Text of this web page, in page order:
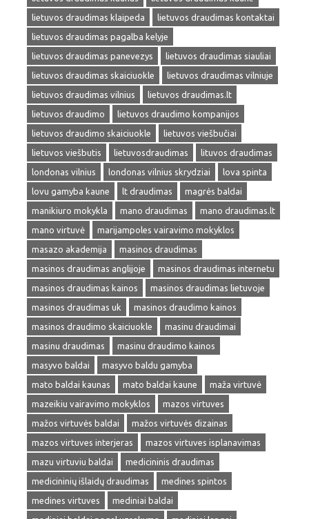
lietuvos draudimas klaipeda
lietuvos draudimas kontaktai
lietuvos draudimas pagalba kelyje
lietuvos draudimas panevezys
lietuvos draudimas siauliai
lietuvos draudimas skaiciuokle
lietuvos draudimas vilniuje
lietuvos draudimas vilnius
lietuvos draudimas.lt
lietuvos draudimo
lietuvos draudimo kompanijos
lietuvos draudimo skaiciuokle
lietuvos viešbučiai
lietuvos viešbutis
lietuvosdraudimas
lituvos draudimas
londonas vilnius
londonas vilnius skrydziai
lova spinta
lovu gamyba kaune
lt draudimas
magrės baldai
manikiuro mokykla
mano draudimas
mano draudimas.lt
mano virtuvė
marijampoles vairavimo mokyklos
masazo akademija
masinos draudimas
masinos draudimas anglijoje
masinos draudimas internetu
masinos draudimas kainos
masinos draudimas lietuvoje
masinos draudimas uk
masinos draudimo kainos
masinos draudimo skaiciuokle
masinu draudimai
masinu draudimas
masinu draudimo kainos
masyvo baldai
masyvo baldu gamyba
mato baldai kaunas
mato baldai kaune
maža virtuvė
mazeikiu vairavimo mokyklos
mazos virtuves
mažos virtuvės baldai
mažos virtuvės dizainas
mazos virtuves interjeras
mazos virtuves isplanavimas
mazu virtuviu baldai
medicininis draudimas
medicininių išlaidų draudimas
medines spintos
medines virtuves
mediniai baldai